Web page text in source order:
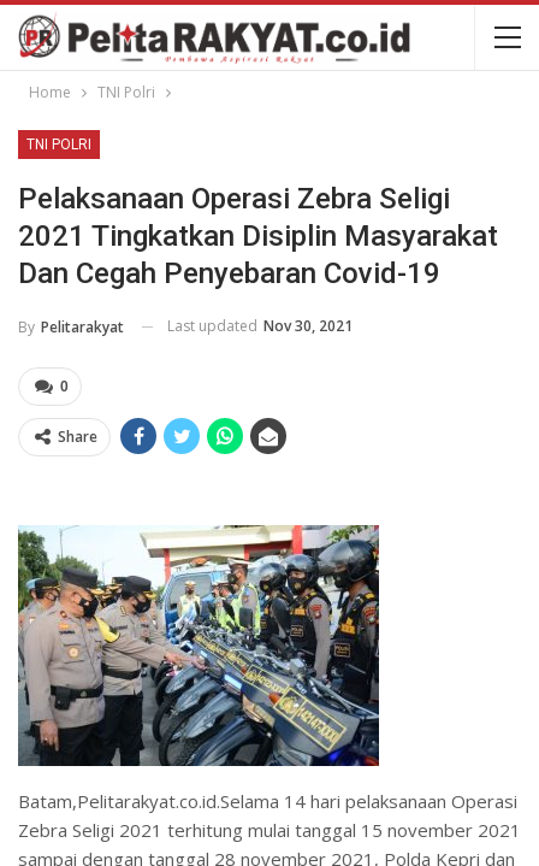
Home TNI Polri
TNI POLRI
Pelaksanaan Operasi Zebra Seligi
2021 Tingkatkan Disiplin Masyarakat
Dan Cegah Penyebaran Covid-19
By Pelitarakyat Last updated Nov 30, 2021
0
Share
Batam,Pelitarakyat.co.id.Selama 14 hari pelaksanaan Operasi
Zebra Seligi 2021 terhitung mulai tanggal 15 november 2021
sampai dengan tanggal 28 november 2021, Polda Kepri dan